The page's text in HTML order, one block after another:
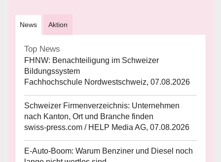
News Aktion
Top News
FHNW: Benachteiligung im Schweizer
Bildungssystem
Fachhochschule Nordwestschweiz, 07.08.2026
Schweizer Firmenverzeichnis: Unternehmen
nach Kanton, Ort und Branche finden
swiss-press.com / HELP Media AG, 07.08.2026
E-Auto-Boom: Warum Benziner und Diesel noch